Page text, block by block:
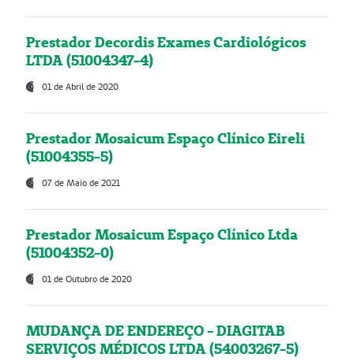
Prestador Decordis Exames Cardiológicos
LTDA (51004347-4)
01 de Abril de 2020
Prestador Mosaicum Espaço Clínico Eireli
(51004355-5)
07 de Maio de 2021
Prestador Mosaicum Espaço Clínico Ltda
(51004352-0)
01 de Outubro de 2020
MUDANÇA DE ENDEREÇO - DIAGITAB
SERVIÇOS MÉDICOS LTDA (54003267-5)